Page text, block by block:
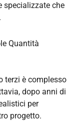
specializzate che
Quantità
terzi è complesso
dopo anni di
per
progetto.